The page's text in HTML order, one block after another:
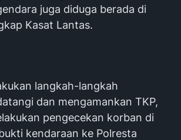
juga diduga berada di
Kasat Lantas.
langkah-langkah
dan mengamankan TKP,
pengecekan korban di
kendaraan ke Polresta